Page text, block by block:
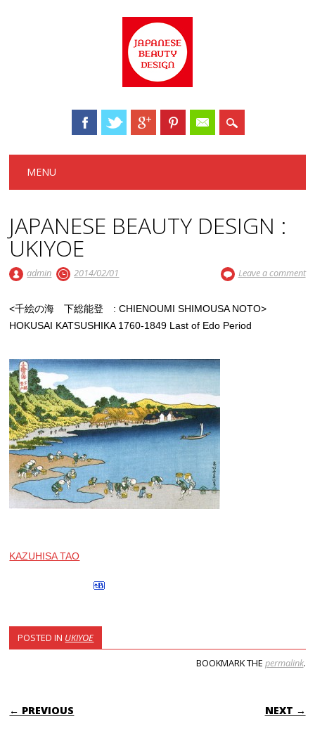
Main menu
MENU
JAPANESE BEAUTY DESIGN :
UKIYOE
admin 2014/02/01 Leave a comment
<千絵の海 下総能登 : CHIENOUMI SHIMOUSA NOTO>
HOKUSAI KATSUSHIKA 1760-1849 Last of Edo Period
KAZUHISA TAO
POSTED IN UKIYOE
BOOKMARK THE permalink.
POST NAVIGATION
← PREVIOUS NEXT →